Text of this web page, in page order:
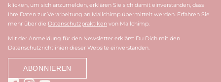
klicken, um sich anzumelden, erklären Sie sich damit einverstanden, dass
Ihre Daten zur Verarbeitung an Mailchimp übermittelt werden. Erfahren Sie
mehr über die Datenschutzpraktiken von Mailchimp.
Mit der Anmeldung für den Newsletter erklärst Du Dich mit den
Datenschutzrichtlinien dieser Website einverstanden.